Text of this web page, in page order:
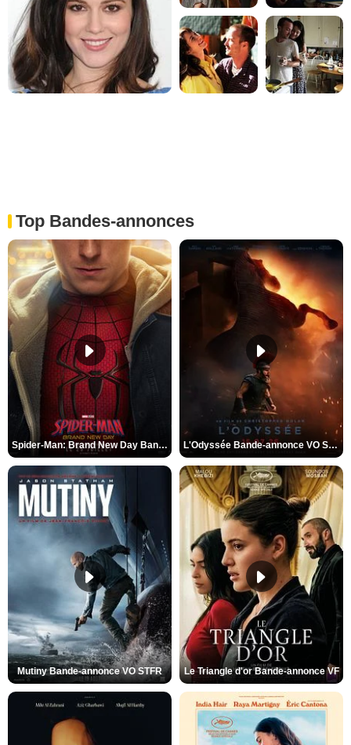
Top Bandes-annonces
Spider-Man: Brand New Day Bande-annonce VO STFR L'Odyssée Bande-annonce VO STFR
Mutiny Bande-annonce VO STFR Le Triangle d'or Bande-annonce VF